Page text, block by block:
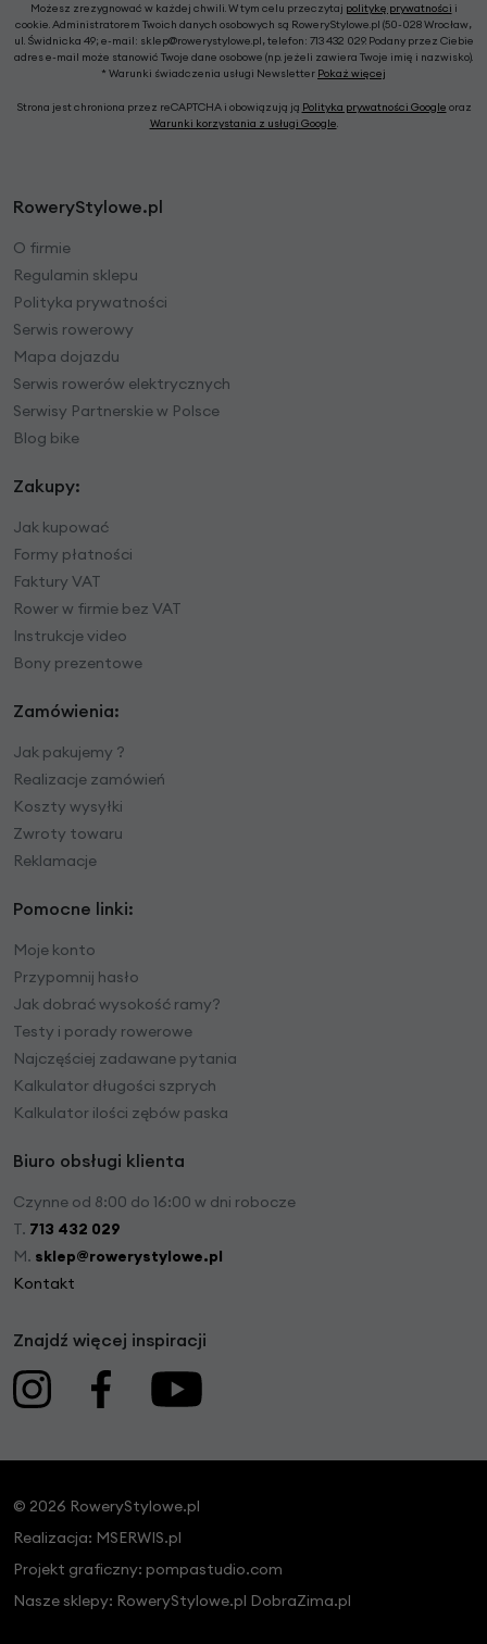
Możesz zrezygnować w każdej chwili. W tym celu przeczytaj politykę prywatności i
cookie. Administratorem Twoich danych osobowych są RoweryStylowe.pl (50-028 Wrocław,
ul. Świdnicka 49; e-mail: sklep@rowerystylowe.pl, telefon: 713 432 029. Podany przez Ciebie
adres e-mail może stanowić Twoje dane osobowe (np. jeżeli zawiera Twoje imię i nazwisko).
* Warunki świadczenia usługi Newsletter Pokaż więcej
Strona jest chroniona przez reCAPTCHA i obowiązują ją Polityka prywatności Google oraz
Warunki korzystania z usługi Google.
RoweryStylowe.pl
O firmie
Regulamin sklepu
Polityka prywatności
Serwis rowerowy
Mapa dojazdu
Serwis rowerów elektrycznych
Serwisy Partnerskie w Polsce
Blog bike
Zakupy:
Jak kupować
Formy płatności
Faktury VAT
Rower w firmie bez VAT
Instrukcje video
Bony prezentowe
Zamówienia:
Jak pakujemy ?
Realizacje zamówień
Koszty wysyłki
Zwroty towaru
Reklamacje
Pomocne linki:
Moje konto
Przypomnij hasło
Jak dobrać wysokość ramy?
Testy i porady rowerowe
Najczęściej zadawane pytania
Kalkulator długości szprych
Kalkulator ilości zębów paska
Biuro obsługi klienta
Czynne od 8:00 do 16:00 w dni robocze
T. 713 432 029
M. sklep@rowerystylowe.pl
Kontakt
Znajdź więcej inspiracji
© 2026 RoweryStylowe.pl
Realizacja: MSERWIS.pl
Projekt graficzny: pompastudio.com
Nasze sklepy: RoweryStylowe.pl DobraZima.pl